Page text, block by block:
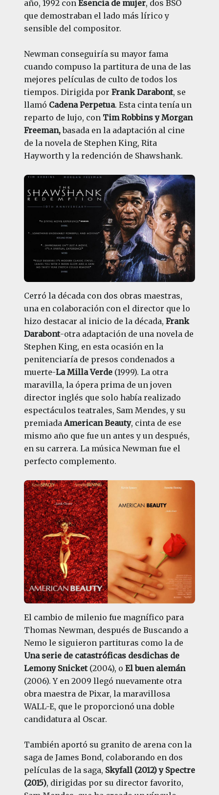
año, 1992 con Esencia de mujer, dos BSO
que demostraban el lado más lírico y
sensible del compositor.
Newman conseguiría su mayor fama
cuando compuso la partitura de una de las
mejores películas de culto de todos los
tiempos. Dirigida por Frank Darabont, se
llamó Cadena Perpetua. Esta cinta tenía un
reparto de lujo, con Tim Robbins y Morgan
Freeman,basada en la adaptación al cine
de la novela de Stephen King, Rita
Hayworth y la redención de Shawshank.
Cerró la década con dos obras maestras,
una en colaboración con el director que lo
hizo destacar al inicio de la década, Frank
Darabont-otra adaptación de una novela de
Stephen King, en esta ocasión en la
penitenciaría de presos condenados a
muerte-La Milla Verde(1999). La otra
maravilla, la ópera prima de un joven
director inglés que solo había realizado
espectáculos teatrales, Sam Mendes, y su
premiadaAmerican Beauty, cinta de ese
mismo año que fue un antes y un después,
en su carrera. La música Newman fue el
perfecto complemento.
El cambio de milenio fue magnífico para
Thomas Newman, después de Buscando a
Nemo le siguieron partituras como la de
Una serie de catastróficas desdichas de
Lemony Snicket (2004), o El buen alemán
(2006). Y en 2009 llegó nuevamente otra
obra maestra de Pixar, la maravillosa
WALL-E, que le proporcionó una doble
candidatura al Oscar.
También aportó su granito de arena con la
saga de James Bond, colaborando en dos
películas de la saga, Skyfall (2012) y Spectre
(2015), dirigidas por su director favorito,